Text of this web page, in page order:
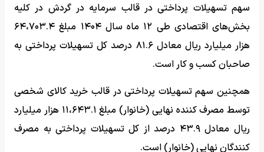
سهم تسهیلات پرداختی در قالب سرمایه در گردش در کلیه
بخش‌های اقتصادی طی ۱۲ ماه سال ۱۴۰۴ مبلغ ۶۴،۷۰۳.۴
هزار میلیارد ریال معادل ۸۱.۶ درصد کل تسهیلات پرداختی به
صاحبان کسب و کار است.
همچنین سهم تسهیلات پرداختی در قالب خرید کالای شخصی
توسط مصرف کننده نهایی (خانوار) مبلغ ۱۱،۶۴۳.۱ هزار میلیارد
ریال معادل ۴۳.۹ درصد از کل تسهیلات پرداختی به مصرف
کنندگان نهایی (خانوار) است.